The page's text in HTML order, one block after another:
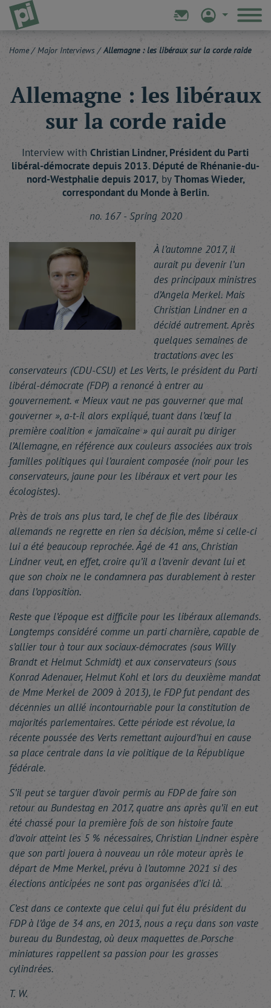
Home / Major Interviews / Allemagne : les libéraux sur la corde raide
Allemagne : les libéraux
sur la corde raide
Interview with Christian Lindner, Président du Parti
libéral-démocrate depuis 2013. Député de Rhénanie-du-
nord-Westphalie depuis 2017,byThomasWieder,
correspondant du Monde à Berlin.
no. 167 - Spring 2020
À l’automne 2017, il
aurait pu devenir l’un
des principaux ministres
d’Angela Merkel. Mais
Christian Lindner en a
décidé autrement. Après
quelques semaines de
tractations avec les
conservateurs (CDU-CSU) et Les Verts, le président du Parti
libéral-démocrate (FDP) a renoncé à entrer au
gouvernement. « Mieux vaut ne pas gouverner que mal
gouverner », a-t-il alors expliqué, tuant dans l’œuf la
première coalition « jamaïcaine » qui aurait pu diriger
l’Allemagne, en référence aux couleurs associées aux trois
familles politiques qui l’auraient composée (noir pour les
conservateurs, jaune pour les libéraux et vert pour les
écologistes).
Près de trois ans plus tard, le chef de file des libéraux
allemands ne regrette en rien sa décision, même si celle-ci
lui a été beaucoup reprochée. Âgé de 41 ans, Christian
Lindner veut, en effet, croire qu’il a l’avenir devant lui et
que son choix ne le condamnera pas durablement à rester
dans l’opposition.
Reste que l’époque est difficile pour les libéraux allemands.
Longtemps considéré comme un parti charnière, capable de
s’allier tour à tour aux sociaux-démocrates (sous Willy
Brandt et Helmut Schmidt) et aux conservateurs (sous
Konrad Adenauer, Helmut Kohl et lors du deuxième mandat
de Mme Merkel de 2009 à 2013), le FDP fut pendant des
décennies un allié incontournable pour la constitution de
majorités parlementaires. Cette période est révolue, la
récente poussée des Verts remettant aujourd’hui en cause
sa place centrale dans la vie politique de la République
fédérale.
S’il peut se targuer d’avoir permis au FDP de faire son
retour au Bundestag en 2017, quatre ans après qu’il en eut
été chassé pour la première fois de son histoire faute
d’avoir atteint les 5 % nécessaires, Christian Lindner espère
que son parti jouera à nouveau un rôle moteur après le
départ de Mme Merkel, prévu à l’automne 2021 si des
élections anticipées ne sont pas organisées d’ici là.
C’est dans ce contexte que celui qui fut élu président du
FDP à l’âge de 34 ans, en 2013, nous a reçu dans son vaste
bureau du Bundestag, où deux maquettes de Porsche
miniatures rappellent sa passion pour les grosses
cylindrées.
T. W.